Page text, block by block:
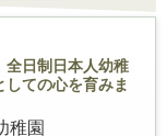
全日制日本人幼稚
しての心を育みま